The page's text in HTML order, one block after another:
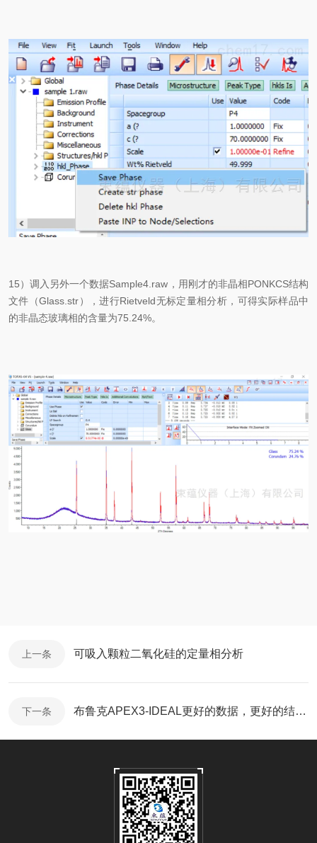
15）调入另外一个数据Sample4.raw，用刚才的非晶相PONKCS结构
文件（Glass.str），进行Rietveld无标定量相分析，可得实际样品中
的非晶态玻璃相的含量为75.24%。
上一条 可吸入颗粒二氧化硅的定量相分析
下一条 布鲁克APEX3-IDEAL更好的数据，更好的结构精修方法